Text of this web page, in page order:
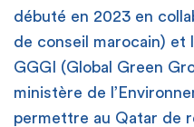
débuté en 2023 en
de conseil marocain) et
GGGI (Global Green
ministère de
permettre au Qatar de